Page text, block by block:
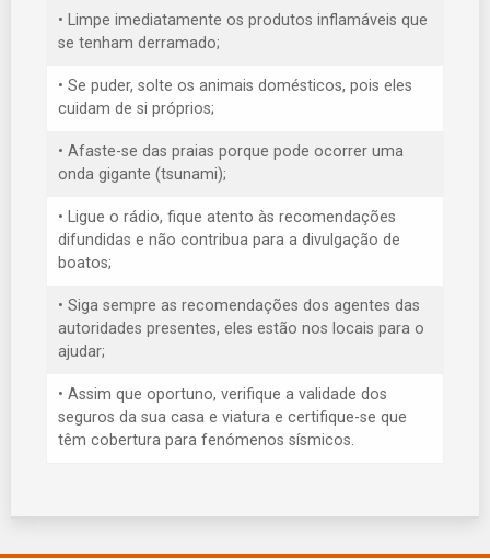
• Limpe imediatamente os produtos inflamáveis que
se tenham derramado;
• Se puder, solte os animais domésticos, pois eles
cuidam de si próprios;
• Afaste-se das praias porque pode ocorrer uma
onda gigante (tsunami);
• Ligue o rádio, fique atento às recomendações
difundidas e não contribua para a divulgação de
boatos;
• Siga sempre as recomendações dos agentes das
autoridades presentes, eles estão nos locais para o
ajudar;
• Assim que oportuno, verifique a validade dos
seguros da sua casa e viatura e certifique-se que
têm cobertura para fenómenos sísmicos.